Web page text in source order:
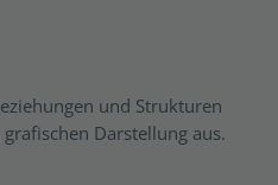
und Strukturen
Darstellung aus.